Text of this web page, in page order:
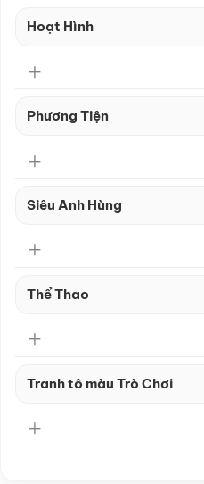
Hoạt Hình
Phương Tiện
Siêu Anh Hùng
Thể Thao
Tranh tô màu Trò Chơi